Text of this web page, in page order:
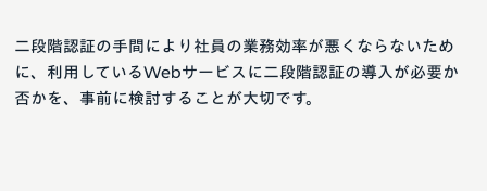
二段階認証の手間により社員の業務効率が悪くならないため
に、利用しているWebサービスに二段階認証の導入が必要か
否かを、事前に検討することが大切です。